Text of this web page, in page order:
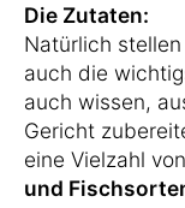
Die Zutaten:
Natürlich
auch die
auch wissen,
Gericht
eine Vielzahl von
und